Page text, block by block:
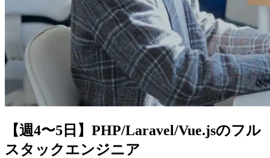
【週4〜5日】PHP/Laravel/Vue.jsのフル
スタックエンジニア